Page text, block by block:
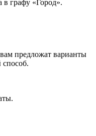
в графу «Город».
предложат варианты